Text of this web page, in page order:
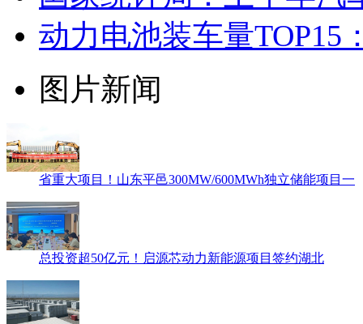
动力电池装车量TOP15
图片新闻
省重大项目！山东平邑300MW/600MWh独立储能项目一
总投资超50亿元！启源芯动力新能源项目签约湖北